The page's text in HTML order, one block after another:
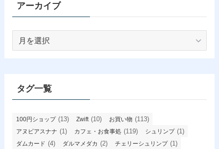
アーカイブ
タグ一覧
100円ショップ(13) Zwift (10) お買い物 (113)
アヌビアスナナ (1) カフェ・お食事処 (119) シュリンプ(1)
ダムカード (4) ダルマメダカ (2) チェリーシュリンプ(1)